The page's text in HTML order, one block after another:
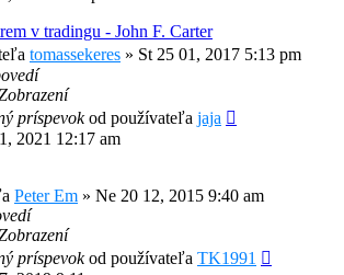
v tradingu - John F. Carter
tomassekeres » St 25 01, 2017 5:13 pm
príspevokod používateľa jaja
2021 12:17 am
Peter Em » Ne 20 12, 2015 9:40 am
príspevokod používateľa TK1991